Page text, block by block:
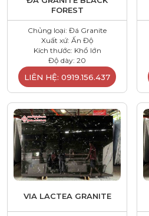
FOREST
Chủng loại: Đá Granite
Xuất xứ: Ấn Độ
Kích thước: Khổ lớn
Độ dày: 20
LIÊN HỆ: 0919.156.437
VIA LACTEA GRANITE